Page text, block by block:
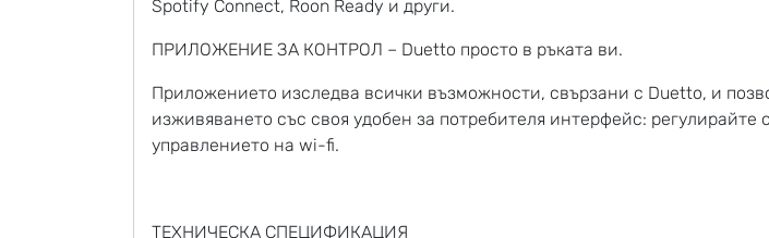
Spotify Connect, Roon Ready и други.
ПРИЛОЖЕНИЕ ЗА КОНТРОЛ – Duetto просто в ръката ви.
Приложението изследва всички възможности, свързани с Duetto, и
изживяването със своя удобен за потребителя интерфейс:
управлението на wi-fi.
ТЕХНИЧЕСКА СПЕЦИФИКАЦИЯ